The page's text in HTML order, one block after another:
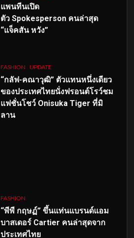
แพนทีนเปิด
ตัว Spokesperson คนล่าสุด
“แจ็คสัน หวัง”
FASHION UPDATE
“กลัฟ-คณาวุฒิ” ตัวแทนหนึ่งเดียว
ของประเทศไทยนั่งฟรอนต์โรว์ชม
แฟชั่นโชว์ Onisuka Tiger ที่มิ
ลาน
FASHION
“พีพี กฤษฏ์” ขึ้นแท่นแบรนด์แอม
บาสเดอร์ Cartier คนล่าสุดจาก
ประเทศไทย